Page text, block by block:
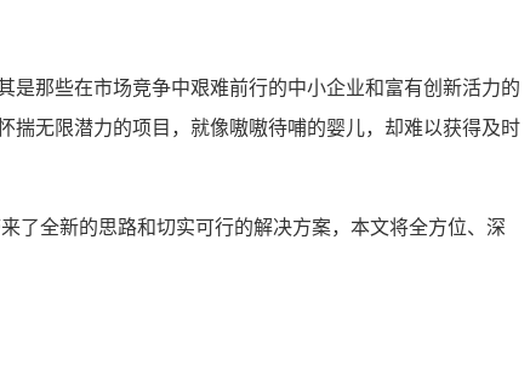
那些在市场竞争中艰难前行的中小企业和富有创新活力的
揣无限潜力的项目，就像嗷嗷待哺的婴儿，却难以获得及时
了全新的思路和切实可行的解决方案，本文将全方位、深